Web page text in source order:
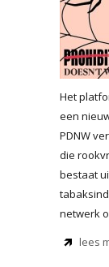
Het
een
PDNW
die
bestaat
netwerk
lees